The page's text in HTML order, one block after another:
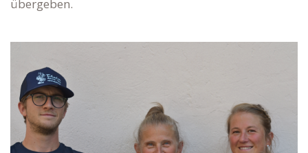
übergeben.